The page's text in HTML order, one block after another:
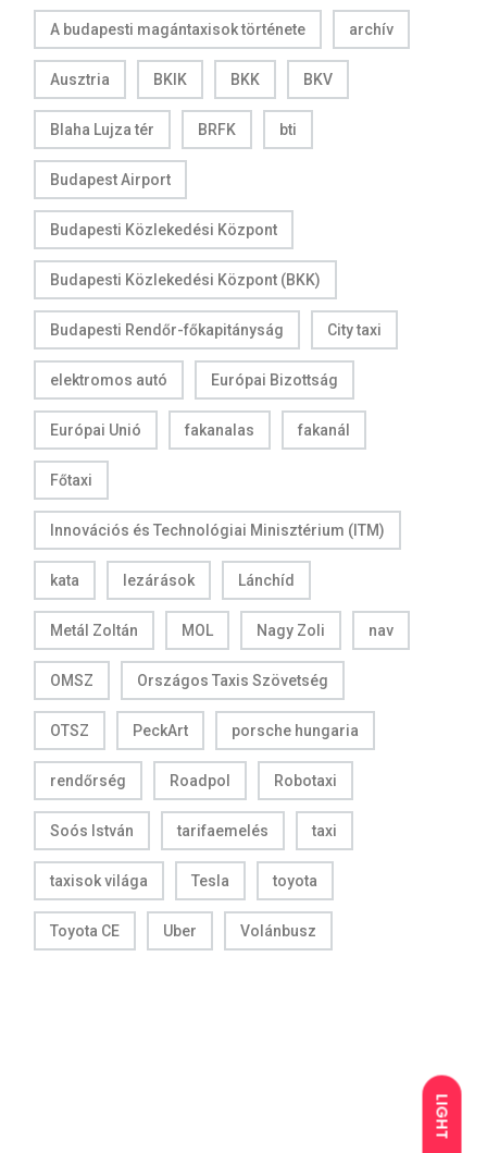
LIGHT
A budapesti magántaxisok története archív
Ausztria BKIK BKK BKV
Blaha Lujza tér BRFK bti
Budapest Airport
Budapesti Közlekedési Központ
Budapesti Közlekedési Központ (BKK)
Budapesti Rendőr-főkapitányság City taxi
elektromos autó Európai Bizottság
Európai Unió fakanalas fakanál
Főtaxi
Innovációs és Technológiai Minisztérium (ITM)
kata lezárások Lánchíd
Metál Zoltán MOL Nagy Zoli nav
OMSZ Országos Taxis Szövetség
OTSZ PeckArt porsche hungaria
rendőrség Roadpol Robotaxi
Soós István tarifaemelés taxi
taxisok világa Tesla toyota
Toyota CE Uber Volánbusz